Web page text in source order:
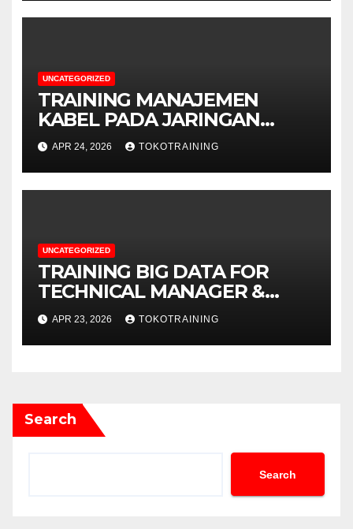
UNCATEGORIZED
TRAINING MANAJEMEN
KABEL PADA JARINGAN
TELEKOMUNIKASI
APR 24, 2026 TOKOTRAINING
UNCATEGORIZED
TRAINING BIG DATA FOR
TECHNICAL MANAGER &
DECISION MAKERS
APR 23, 2026 TOKOTRAINING
Search
Search